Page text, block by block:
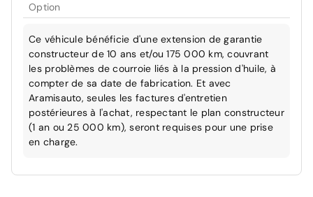
Option
Ce véhicule bénéficie d'une extension de garantie
constructeur de 10 ans et/ou 175 000 km, couvrant
les problèmes de courroie liés à la pression d'huile, à
compter de sa date de fabrication. Et avec
Aramisauto, seules les factures d'entretien
postérieures à l'achat, respectant le plan constructeur
(1 an ou 25 000 km), seront requises pour une prise
en charge.